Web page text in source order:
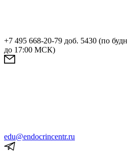
+7 495 668-20-79 доб. 5430 (по
до 17:00 МСК)
edu@endocrincentr.ru